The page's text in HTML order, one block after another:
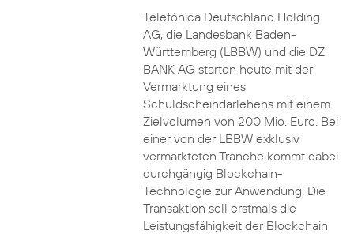
Telefónica Deutschland Holding
AG, die Landesbank Baden-
Württemberg (LBBW) und die DZ
BANK AG starten heute mit der
Vermarktung eines
Schuldscheindarlehens mit einem
Zielvolumen von 200 Mio. Euro. Bei
einer von der LBBW exklusiv
vermarkteten Tranche kommt dabei
durchgängig Blockchain-
Technologie zur Anwendung. Die
Transaktion soll erstmals die
Leistungsfähigkeit der Blockchain